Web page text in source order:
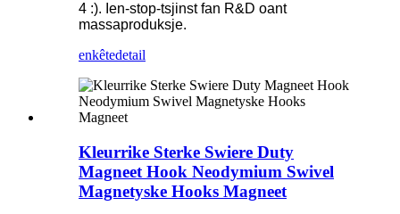
4 :). Ien-stop-tsjinst fan R&D oant
massaproduksje.
enkêtedetail
Kleurrike Sterke Swiere Duty
Magneet Hook Neodymium Swivel
Magnetyske Hooks Magneet